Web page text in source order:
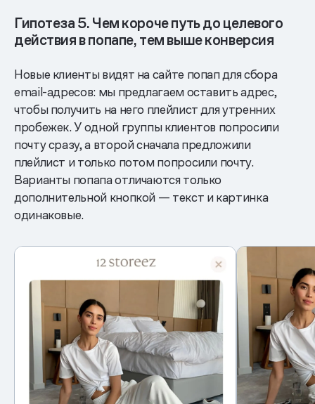
Гипотеза 5. Чем короче путь до целевого
действия в попапе, тем выше конверсия
Новые клиенты видят на сайте попап для сбора
email-адресов: мы предлагаем оставить адрес,
чтобы получить на него плейлист для утренних
пробежек. У одной группы клиентов попросили
почту сразу, а второй сначала предложили
плейлист и только потом попросили почту.
Варианты попапа отличаются только
дополнительной кнопкой — текст и картинка
одинаковые.